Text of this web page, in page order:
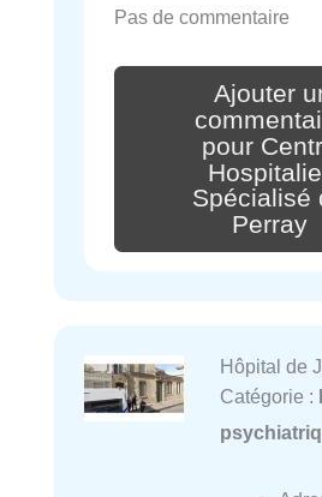
Pas de commentaire
Ajouter
pour
Spécialisé
Perray
Hôpital de
Catégorie :